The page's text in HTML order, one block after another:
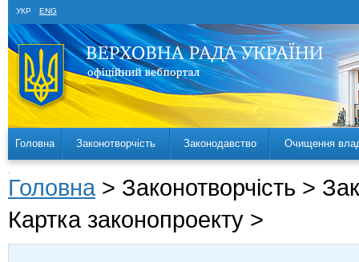
УКР ENG
Головна Законотворчість Законодавство Очищення
Головна > Законотворчість >
Картка законопроекту >